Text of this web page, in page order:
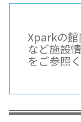
Xparkの館
など施設
をご参照